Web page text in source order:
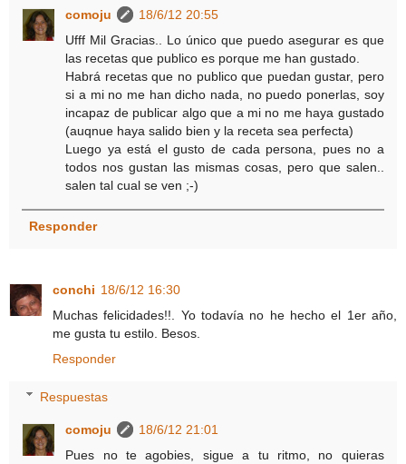
comoju
18/6/12 20:55
Ufff Mil Gracias.. Lo único que puedo asegurar es que
las recetas que publico es porque me han gustado.
Habrá recetas que no publico que puedan gustar, pero
si a mi no me han dicho nada, no puedo ponerlas, soy
incapaz de publicar algo que a mi no me haya gustado
(auqnue haya salido bien y la receta sea perfecta)
Luego ya está el gusto de cada persona, pues no a
todos nos gustan las mismas cosas, pero que salen..
salen tal cual se ven ;-)
Responder
conchi 18/6/12 16:30
Muchas felicidades!!. Yo todavía no he hecho el 1er año,
me gusta tu estilo. Besos.
Responder
Respuestas
comoju
18/6/12 21:01
Pues no te agobies, sigue a tu ritmo, no quieras